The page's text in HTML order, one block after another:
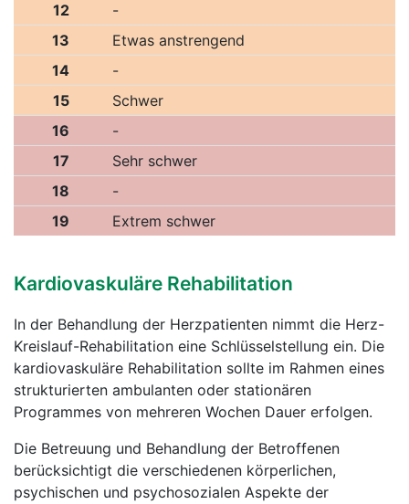
12
-
13
Etwas anstrengend
14
-
15
Schwer
16
-
17
Sehr schwer
18
-
19
Extrem schwer
Kardiovaskuläre Rehabilitation
In der Behandlung der Herzpatienten nimmt die Herz-
Kreislauf-Rehabilitation eine Schlüsselstellung ein. Die
kardiovaskuläre Rehabilitation sollte im Rahmen eines
strukturierten ambulanten oder stationären
Programmes von mehreren Wochen Dauer erfolgen.
Die Betreuung und Behandlung der Betroffenen
berücksichtigt die verschiedenen körperlichen,
psychischen und psychosozialen Aspekte der